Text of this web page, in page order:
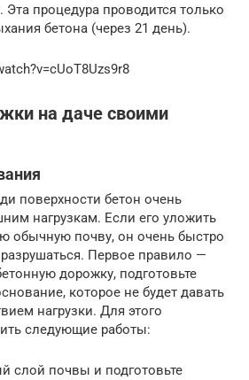
Эта процедура проводится только
бетона (через 21 день).
на даче своими
поверхности бетон очень
нагрузкам. Если его уложить
обычную почву, он очень быстро
разрушаться. Первое правило —
дорожку, подготовьте
которое не будет давать
нагрузки. Для этого
следующие работы:
слой почвы и подготовьте